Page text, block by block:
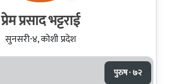
प्रेम प्रसाद भट्टराई
सुनसरी-४, कोशी प्रदेश
पुरुष · ७२